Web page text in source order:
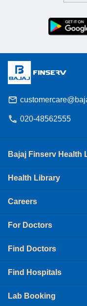
020-48562555
Bajaj Finserv Health
Health Library
Careers
For Doctors
Find Doctors
Find Hospitals
Lab Booking